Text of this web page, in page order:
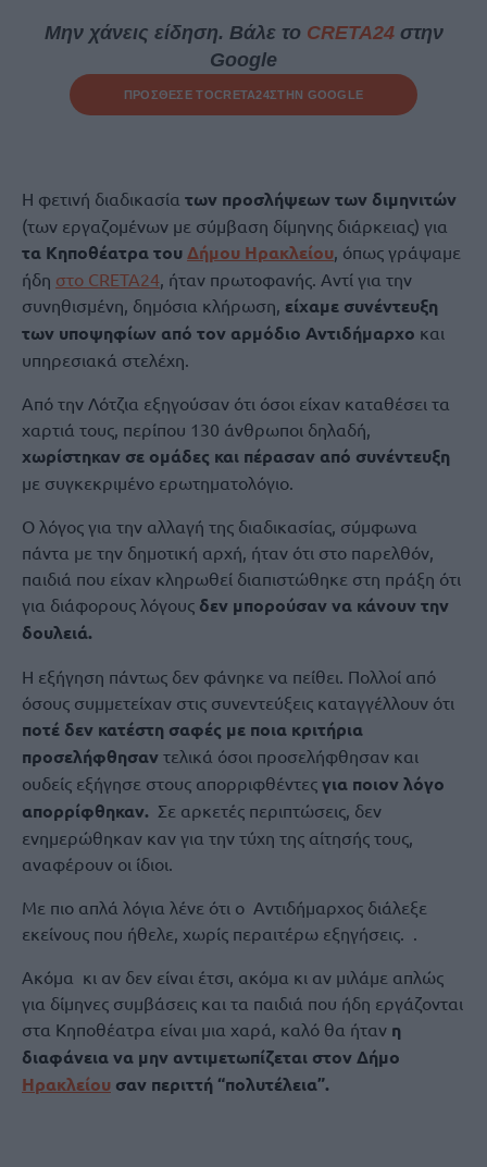
Μην χάνεις είδηση. Βάλε το CRETA24στην
Google
ΠΡΟΣΘΕΣΕ ΤΟCRETA24ΣΤΗΝ GOOGLE
Η φετινή διαδικασία των προσλήψεων των διμηνιτών
(των εργαζομένων με σύμβαση δίμηνης διάρκειας) για
τα Κηποθέατρα του Δήμου Ηρακλείου, όπως γράψαμε
ήδη στο CRETA24, ήταν πρωτοφανής. Αντί για την
συνηθισμένη, δημόσια κλήρωση, είχαμε συνέντευξη
των υποψηφίων από τον αρμόδιο Αντιδήμαρχο και
υπηρεσιακά στελέχη.
Από την Λότζια εξηγούσαν ότι όσοι είχαν καταθέσει τα
χαρτιά τους, περίπου 130 άνθρωποι δηλαδή,
χωρίστηκαν σε ομάδες και πέρασαν από συνέντευξη
με συγκεκριμένο ερωτηματολόγιο.
Ο λόγος για την αλλαγή της διαδικασίας, σύμφωνα
πάντα με την δημοτική αρχή, ήταν ότι στο παρελθόν,
παιδιά που είχαν κληρωθεί διαπιστώθηκε στη πράξη ότι
για διάφορους λόγους δεν μπορούσαν να κάνουν την
δουλειά.
Η εξήγηση πάντως δεν φάνηκε να πείθει. Πολλοί από
όσους συμμετείχαν στις συνεντεύξεις καταγγέλλουν ότι
ποτέ δεν κατέστη σαφές με ποια κριτήρια
προσελήφθησαν τελικά όσοι προσελήφθησαν και
ουδείς εξήγησε στους απορριφθέντες για ποιον λόγο
απορρίφθηκαν. Σε αρκετές περιπτώσεις, δεν
ενημερώθηκαν καν για την τύχη της αίτησής τους,
αναφέρουν οι ίδιοι.
Με πιο απλά λόγια λένε ότι ο Αντιδήμαρχος διάλεξε
εκείνους που ήθελε, χωρίς περαιτέρω εξηγήσεις. .
Ακόμα κι αν δεν είναι έτσι, ακόμα κι αν μιλάμε απλώς
για δίμηνες συμβάσεις και τα παιδιά που ήδη εργάζονται
στα Κηποθέατρα είναι μια χαρά, καλό θα ήταν η
διαφάνεια να μην αντιμετωπίζεται στον Δήμο
Ηρακλείου σαν περιττή “πολυτέλεια”.